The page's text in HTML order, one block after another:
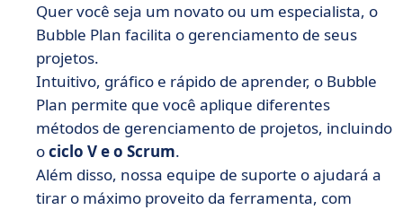
Quer você seja um novato ou um especialista, o
Bubble Plan facilita o gerenciamento de seus
projetos.
Intuitivo, gráfico e rápido de aprender, o Bubble
Plan permite que você aplique diferentes
métodos de gerenciamento de projetos, incluindo
ociclo V e o Scrum.
Além disso, nossa equipe de suporte o ajudará a
tirar o máximo proveito da ferramenta, com